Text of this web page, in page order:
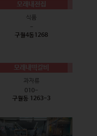
모래내전집
식품
-
구월4동1268
모래내떡갈비
과자류
010-
구월동 1263-3